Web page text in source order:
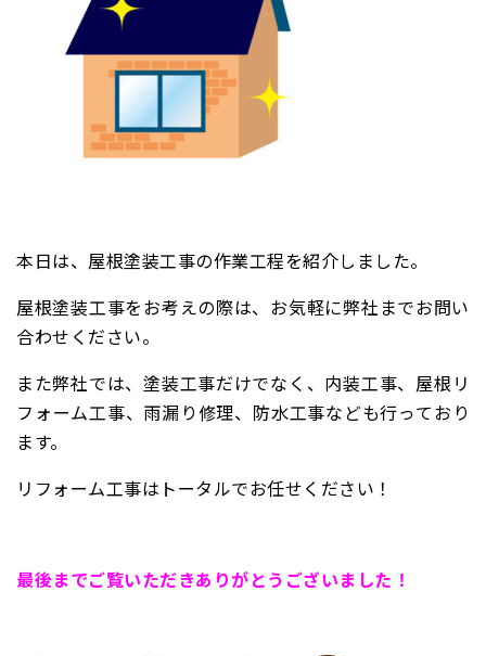
本日は、屋根塗装工事の作業工程を紹介しました。
屋根塗装工事をお考えの際は、お気軽に弊社までお問い
合わせください。
また弊社では、塗装工事だけでなく、 内装工事、屋根リ
フォーム工事、雨漏り修理、防水工事なども行っており
ます。
リフォーム工事はトータルでお任せください！
最後までご覧いただきありがとうございました！